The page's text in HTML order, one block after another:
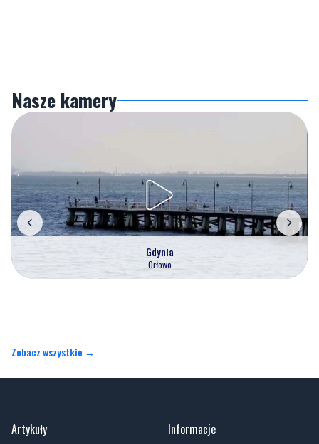
Nasze kamery
Gdynia
Orłowo
Zobacz wszystkie →
Artykuły Informacje